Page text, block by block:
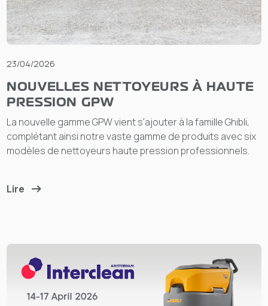
23/04/2026
NOUVELLES NETTOYEURS À HAUTE
PRESSION GPW
La nouvelle gamme GPW vient s'ajouter à la famille Ghibli,
complétant ainsi notre vaste gamme de produits avec six
modèles de nettoyeurs haute pression professionnels.
Lire